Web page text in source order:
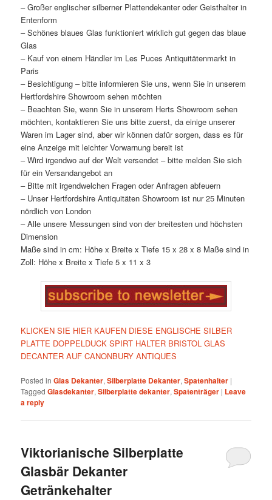
– Großer englischer silberner Plattendekanter oder Geisthalter in
Entenform
– Schönes blaues Glas funktioniert wirklich gut gegen das blaue
Glas
– Kauf von einem Händler im Les Puces Antiquitätenmarkt in
Paris
– Besichtigung – bitte informieren Sie uns, wenn Sie in unserem
Hertfordshire Showroom sehen möchten
– Beachten Sie, wenn Sie in unserem Herts Showroom sehen
möchten, kontaktieren Sie uns bitte zuerst, da einige unserer
Waren im Lager sind, aber wir können dafür sorgen, dass es für
eine Anzeige mit leichter Vorwarnung bereit ist
– Wird irgendwo auf der Welt versendet – bitte melden Sie sich
für ein Versandangebot an
– Bitte mit irgendwelchen Fragen oder Anfragen abfeuern
– Unser Hertfordshire Antiquitäten Showroom ist nur 25 Minuten
nördlich von London
– Alle unsere Messungen sind von der breitesten und höchsten
Dimension
Maße sind in cm: Höhe x Breite x Tiefe 15 x 28 x 8 Maße sind in
Zoll: Höhe x Breite x Tiefe 5 x 11 x 3
KLICKEN SIE HIER KAUFEN DIESE ENGLISCHE SILBER
PLATTE DOPPELDUCK SPIRT HALTER BRISTOL GLAS
DECANTER AUF CANONBURY ANTIQUES
Posted in Glas Dekanter,Silberplatte Dekanter,Spatenhalter |
Tagged Glasdekanter,Silberplatte dekanter,Spatenträger | Leave
a reply
Viktorianische Silberplatte
Glasbär Dekanter
Getränkehalter